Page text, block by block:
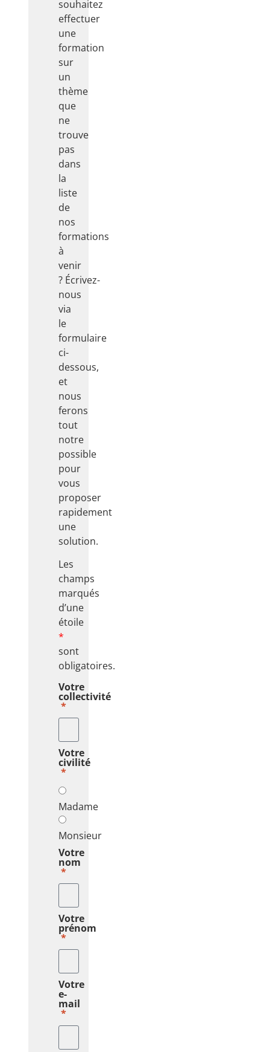
souhaitez
effectuer
une
formation
sur
un
thème
que
ne
trouve
pas
dans
la
liste
de
nos
formations
à
venir
? Écrivez-
nous
via
le
formulaire
ci-
dessous,
et
nous
ferons
tout
notre
possible
pour
vous
proposer
rapidement
une
solution.
Les
champs
marqués
d’une
étoile
*
sont
obligatoires.
Votre
collectivité
Votre
civilité
Madame
Monsieur
Votre
nom
Votre
prénom
Votre
e-
mail